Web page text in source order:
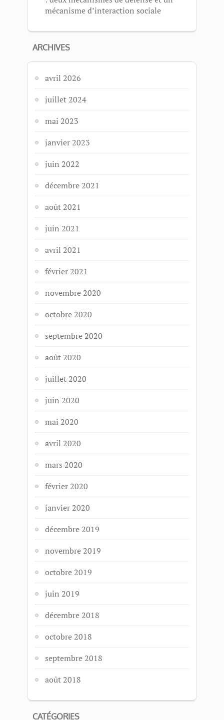
mécanisme d’interaction sociale
ARCHIVES
avril 2026
juillet 2024
mai 2023
janvier 2023
juin 2022
décembre 2021
août 2021
juin 2021
avril 2021
février 2021
novembre 2020
octobre 2020
septembre 2020
août 2020
juillet 2020
juin 2020
mai 2020
avril 2020
mars 2020
février 2020
janvier 2020
décembre 2019
novembre 2019
octobre 2019
juin 2019
décembre 2018
octobre 2018
septembre 2018
août 2018
CATÉGORIES